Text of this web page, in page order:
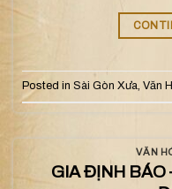
Posted in Sài Gòn Xưa, Văn
VĂN
GIA ĐỊNH BÁO